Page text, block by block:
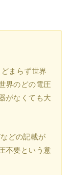
まらず世界
界のどの電圧
がなくても大
どの記載が
不要という意